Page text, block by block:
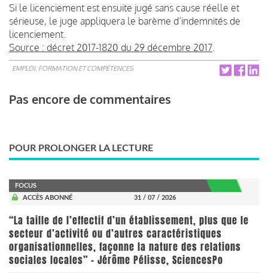
Si le licenciement est ensuite jugé sans cause réelle et
sérieuse, le juge appliquera le barème d’indemnités de
licenciement.
Source : décret 2017-1820 du 29 décembre 2017
EMPLOI, FORMATION ET COMPÉTENCES
Pas encore de commentaires
POUR PROLONGER LA LECTURE
FOCUS
ACCÈS ABONNÉ
31 / 07 / 2026
“La taille de l’effectif d’un établissement, plus que le
secteur d’activité ou d’autres caractéristiques
organisationnelles, façonne la nature des relations
sociales locales” - Jérôme Pélisse, SciencesPo